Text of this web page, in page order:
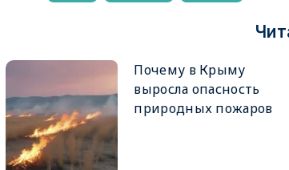
Почему в Крыму
выросла опасность
природных пожаров